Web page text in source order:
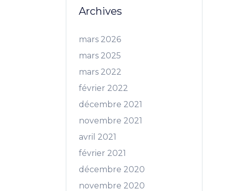
Archives
mars 2026
mars 2025
mars 2022
février 2022
décembre 2021
novembre 2021
avril 2021
février 2021
décembre 2020
novembre 2020